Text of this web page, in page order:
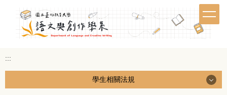
容
區
:::
學生相關法規